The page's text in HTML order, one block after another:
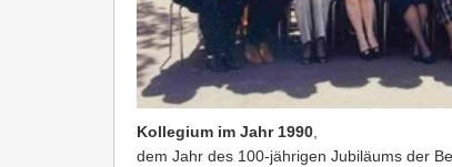
Kollegium im Jahr 1990
dem Jahr des 100-jährigen Jubiläums der